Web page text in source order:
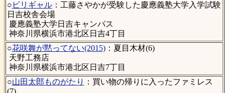
○ ビリギャル：工藤さやかが受験した慶應義塾大学入学試験
日吉校舎会場
慶應義塾大学日吉キャンパス
神奈川県横浜市港北区日吉4丁目
○花咲舞が黙ってない(2015)：夏目木材(6)
天野工務店
神奈川県横浜市港北区日吉7丁目
○山田太郎ものがたり
：買い物の帰りに入ったファミレス